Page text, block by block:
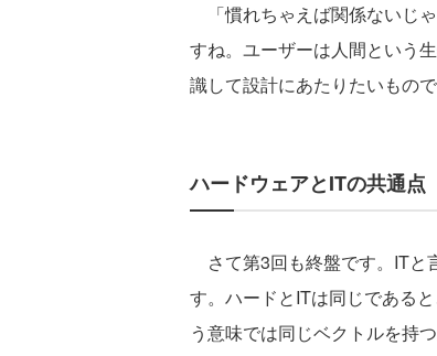
「慣れちゃえば関係ないじ
すね。ユーザーは人間という
識して設計にあたりたいもので
ハードウェアとITの共通点
さて第3回も終盤です。ITと
す。ハードとITは同じである
う意味では同じベクトルを持つ